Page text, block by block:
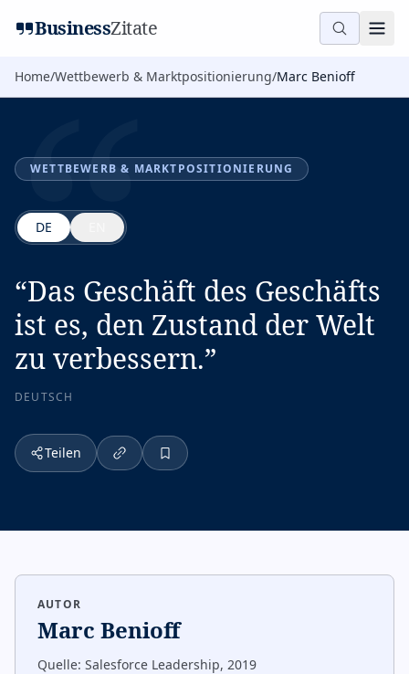
BusinessZitate
Home/Wettbewerb & Marktpositionierung/Marc Benioff
“
WETTBEWERB & MARKTPOSITIONIERUNG
DE
“Das Geschäft des Geschäfts
ist es, den Zustand der Welt
zu verbessern.”
DEUTSCH
Teilen
AUTOR
Marc Benioff
Quelle: Salesforce Leadership, 2019